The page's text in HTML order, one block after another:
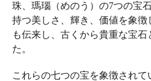
珠、瑪瑙（めのう）の7つの宝
持つ美しさ、輝き、価値を象徴
も伝来し、古くから貴重な宝
た。
これらの七つの宝を象徴され